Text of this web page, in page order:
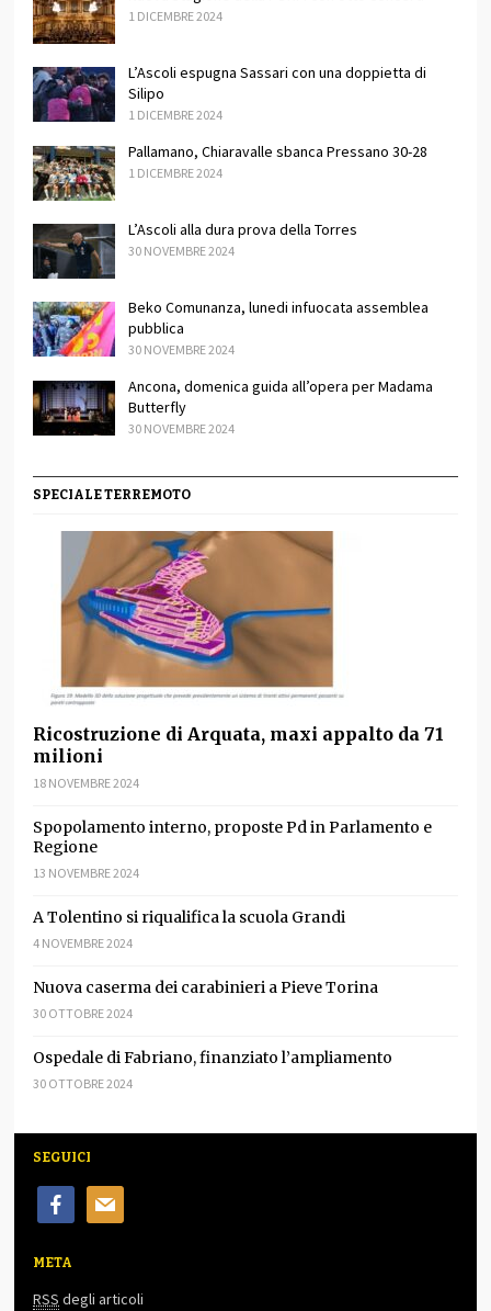
1 DICEMBRE 2024
L’Ascoli espugna Sassari con una doppietta di
Silipo
1 DICEMBRE 2024
Pallamano, Chiaravalle sbanca Pressano 30-28
1 DICEMBRE 2024
L’Ascoli alla dura prova della Torres
30 NOVEMBRE 2024
Beko Comunanza, lunedi infuocata assemblea
pubblica
30 NOVEMBRE 2024
Ancona, domenica guida all’opera per Madama
Butterfly
30 NOVEMBRE 2024
SPECIALE TERREMOTO
Ricostruzione di Arquata, maxi appalto da 71
milioni
18 NOVEMBRE 2024
Spopolamento interno, proposte Pd in Parlamento e
Regione
13 NOVEMBRE 2024
A Tolentino si riqualifica la scuola Grandi
4 NOVEMBRE 2024
Nuova caserma dei carabinieri a Pieve Torina
30 OTTOBRE 2024
Ospedale di Fabriano, finanziato l’ampliamento
30 OTTOBRE 2024
SEGUICI
facebookmail
META
RSS degli articoli